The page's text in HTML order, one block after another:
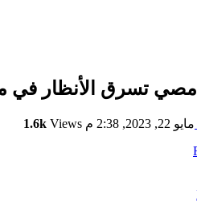
تسرق الأنظار
مايو 22, 2023, 2:38 م 1.6k Views